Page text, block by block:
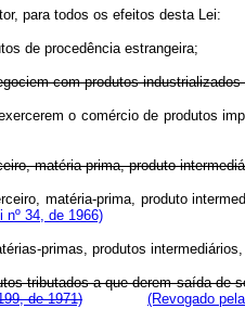
para todos os efeitos desta Lei:
de procedência estrangeira;
com produtos
o comércio de
matéria-prima, produto
matéria-prima, produto
nº 34, de 1966)
primas, produtos
tributados a que derem saída de
de 1971) (Revogado